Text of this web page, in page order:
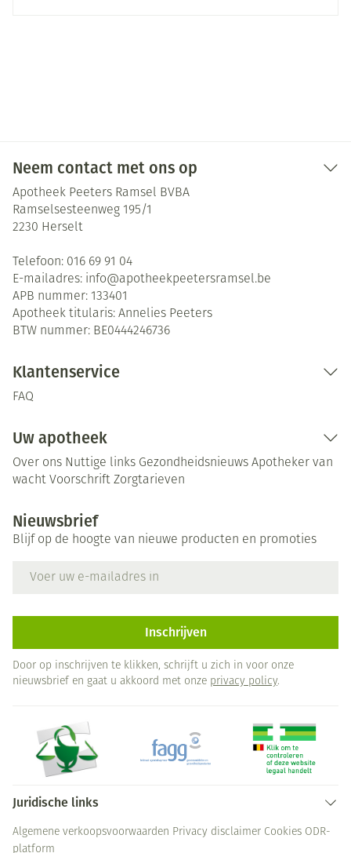
Neem contact met ons op
Apotheek Peeters Ramsel BVBA
Ramselsesteenweg 195/1
2230 Herselt
Telefoon: 016 69 91 04
E-mailadres: info@apotheekpeetersramsel.be
APB nummer: 133401
Apotheek titularis: Annelies Peeters
BTW nummer: BE0444246736
Klantenservice
FAQ
Uw apotheek
Over ons Nuttige links Gezondheidsnieuws Apotheker van
wacht Voorschrift Zorgtarieven
Nieuwsbrief
Blijf op de hoogte van nieuwe producten en promoties
Inschrijven
Door op inschrijven te klikken, schrijft u zich in voor onze
nieuwsbrief en gaat u akkoord met onze privacy policy.
Juridische links
Algemene verkoopsvoorwaarden Privacy disclaimer Cookies ODR-
platform